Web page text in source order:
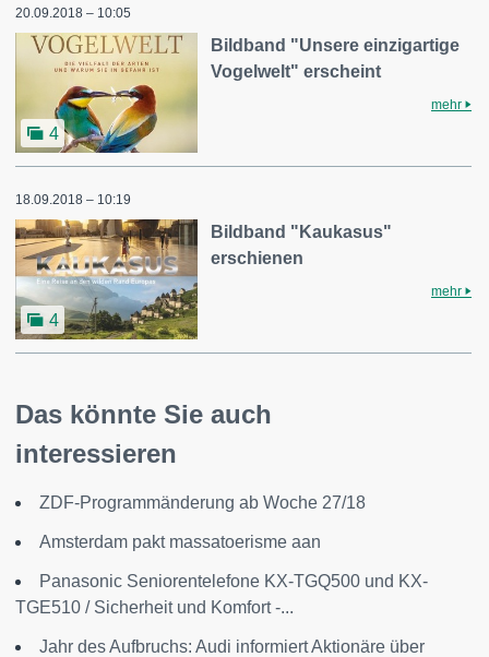
20.09.2018 – 10:05
4
Bildband "Unsere einzigartige
Vogelwelt" erscheint
mehr
18.09.2018 – 10:19
4
Bildband "Kaukasus"
erschienen
mehr
Das könnte Sie auch
interessieren
ZDF-Programmänderung ab Woche 27/18
Amsterdam pakt massatoerisme aan
Panasonic Seniorentelefone KX-TGQ500 und KX-
TGE510 / Sicherheit und Komfort -...
Jahr des Aufbruchs: Audi informiert Aktionäre über